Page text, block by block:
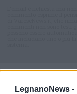
LegnanoNews -